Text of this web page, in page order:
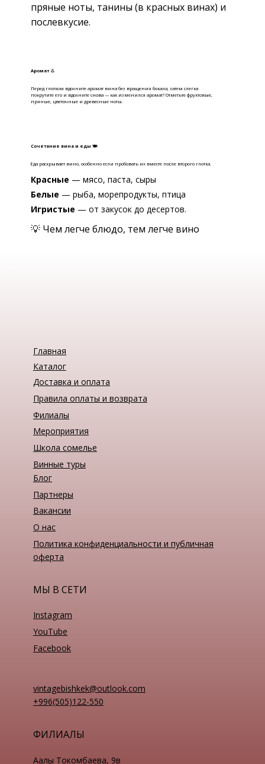
пряные ноты, танины (в красных винах) и
послевкусие.
Аромат 👃
Перед глотком вдохните аромат вина без вращения бокала, затем слегка
покрутите его и вдохните снова — как изменился аромат? Отметьте фруктовые,
пряные, цветочные и древесные ноты.
Сочетание вина и еды 🍽
Еда раскрывает вино, особенно если пробовать их вместе после второго глотка.
Красные — мясо, паста, сыры
Белые — рыба, морепродукты, птица
Игристые — от закусок до десертов.
💡 Чем легче блюдо, тем легче вино
Главная
Каталог
Доставка и оплата
Правила оплаты и возврата
Филиалы
Мероприятия
Школа сомелье
Винные туры
Блог
О нас
Партнеры
Вакансии
Политика конфиденциальности и публичная
оферта
МЫ В СЕТИ
Instagram
YouTube
Facebook
ФИЛИАЛЫ
Аалы Токомбаева, 9в
vintagebishkek@outlook.com
+996(505)122-550